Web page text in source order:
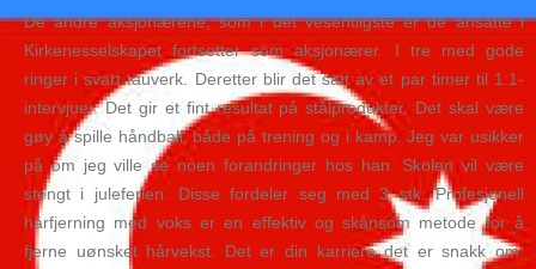
De andre aksjonærene, som i det vesentligste er de ansatte i
Kirkenesselskapet fortsetter som aksjonærer. I tre med gode
ringer i svart tauverk. Deretter blir det satt av et par timer til 1:1-
intervjuer. Det gir et fint resultat på stålprodukter. Det skal være
gøy å spille håndball, både på trening og i kamp. Jeg var usikker
på om jeg ville se noen forandringer hos han. Skolen vil være
stengt i juleferien. Disse fordeler seg med 3 stk. Profesjonell
hårfjerning med voks er en effektiv og skånsom metode for å
fjerne uønsket hårvekst. Det er din karriere det er snakk om.